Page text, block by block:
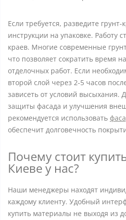
Если требуется, разведите грунт-
инструкции на упаковке. Работу
краев. Многие современные
что позволяет сократить время
отделочных работ. Если
второй слой через 2-5 часов
зависеть от условий высыхания.
защиты фасада и улучшения
рекомендуется использовать
обеспечит долговечность
Почему стоит
Киеве у нас?
Наши менеджеры находят
каждому клиенту. Удобный
купить материалы не выходя из